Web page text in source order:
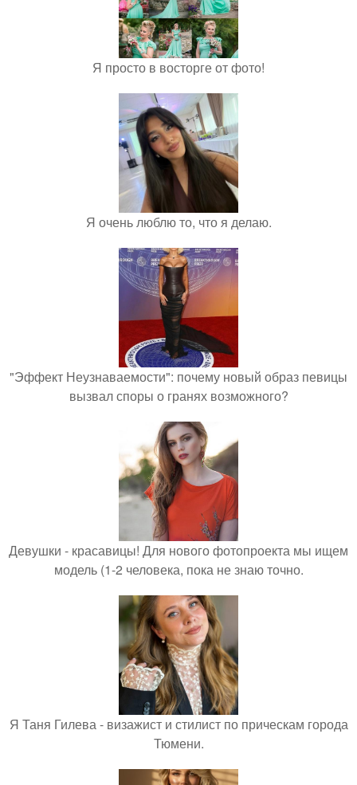
Я просто в восторге от фото!
Я очень люблю то, что я делаю.
"Эффект Неузнаваемости": почему новый образ певицы
вызвал споры о гранях возможного?
Девушки - красавицы! Для нового фотопроекта мы ищем
модель (1-2 человека, пока не знаю точно.
Я Таня Гилева - визажист и стилист по прическам города
Тюмени.